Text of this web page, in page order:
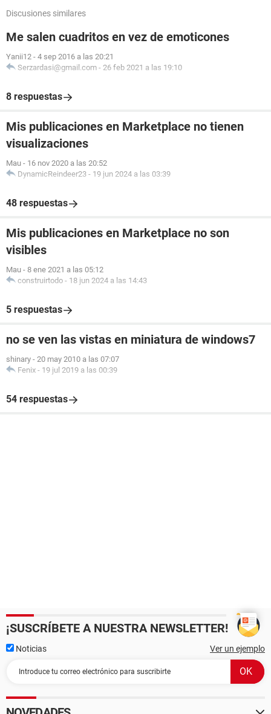
Discusiones similares
Me salen cuadritos en vez de emoticones
Yanii12 - 4 sep 2016 a las 20:21
Serzardasi@gmail.com - 26 feb 2021 a las 19:10
8 respuestas
Mis publicaciones en Marketplace no tienen
visualizaciones
Mau - 16 nov 2020 a las 20:52
DynamicReindeer23 - 19 jun 2024 a las 03:39
48 respuestas
Mis publicaciones en Marketplace no son
visibles
Mau - 8 ene 2021 a las 05:12
construirtodo - 18 jun 2024 a las 14:43
5 respuestas
no se ven las vistas en miniatura de windows7
shinary - 20 may 2010 a las 07:07
Fenix - 19 jul 2019 a las 00:39
54 respuestas
¡SUSCRÍBETE A NUESTRA NEWSLETTER!
Noticias Ver un ejemplo